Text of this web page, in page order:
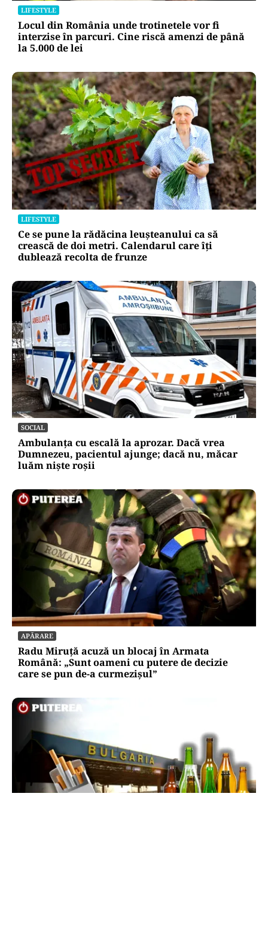
LIFESTYLE
Locul din România unde trotinetele vor fi
interzise în parcuri. Cine riscă amenzi de până
la 5.000 de lei
LIFESTYLE
Ce se pune la rădăcina leușteanului ca să
crească de doi metri. Calendarul care îți
dublează recolta de frunze
SOCIAL
Ambulanța cu escală la aprozar. Dacă vrea
Dumnezeu, pacientul ajunge; dacă nu, măcar
luăm niște roșii
APĂRARE
Radu Miruță acuză un blocaj în Armata
Română: „Sunt oameni cu putere de decizie
care se pun de-a curmezișul”